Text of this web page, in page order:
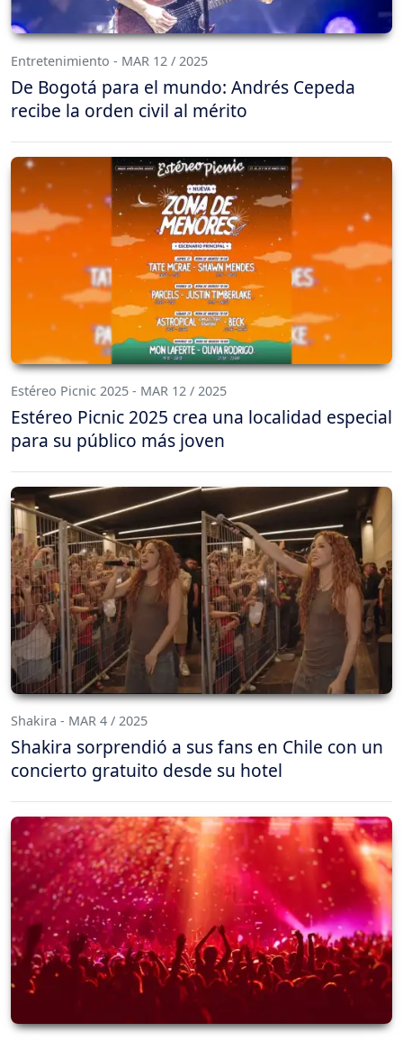
Entretenimiento - MAR 12 / 2025
De Bogotá para el mundo: Andrés Cepeda
recibe la orden civil al mérito
Estéreo Picnic 2025 - MAR 12 / 2025
Estéreo Picnic 2025 crea una localidad especial
para su público más joven
Shakira - MAR 4 / 2025
Shakira sorprendió a sus fans en Chile con un
concierto gratuito desde su hotel